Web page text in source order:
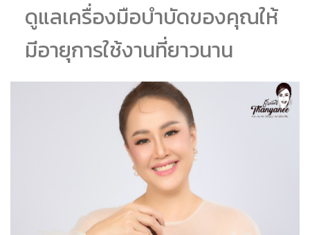
ดูแลเครื่องมือบำบัดของคุณให้
มีอายุการใช้งานที่ยาวนาน